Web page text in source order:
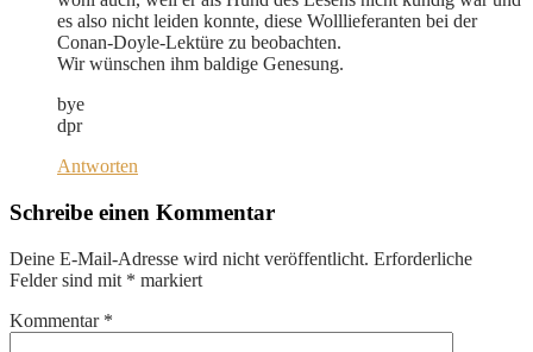
es also nicht leiden konnte, diese Wolllieferanten bei der
Conan-Doyle-Lektüre zu beobachten.
Wir wünschen ihm baldige Genesung.
bye
dpr
Antworten
Schreibe einen Kommentar
Deine E-Mail-Adresse wird nicht veröffentlicht. Erforderliche
Felder sind mit * markiert
Kommentar *